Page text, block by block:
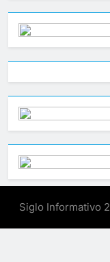
Siglo Informativo